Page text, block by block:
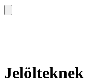
Jelölteknek